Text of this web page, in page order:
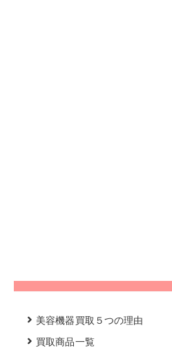
美容機器買取５つの理由
買取商品一覧